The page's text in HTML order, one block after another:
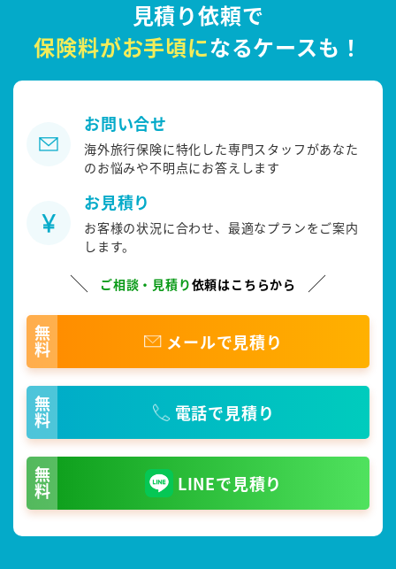
見積り依頼で
保険料がお手頃になるケースも！
お問い合せ
海外旅行保険に特化した専門スタッフがあなた
のお悩みや不明点にお答えします
お見積り
お客様の状況に合わせ、最適なプランをご案内
します。
ご相談・見積り依頼はこちらから
無料 メールで見積り
無料 電話で見積り
無料 LINEで見積り